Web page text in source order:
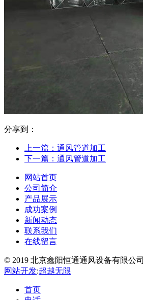
分享到：
上一篇：通风管道加工
下一篇：通风管道加工
网站首页
公司简介
产品展示
成功案例
新闻动态
联系我们
在线留言
© 2019 北京鑫阳恒通通风设备有限公司
网站开发:超越无限
首页